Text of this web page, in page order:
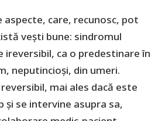
aspecte, care, recunosc, pot
vești bune: sindromul
ireversibil, ca o predestinare în
neputincioşi, din umeri.
mai ales dacă este
și se intervine asupra sa,